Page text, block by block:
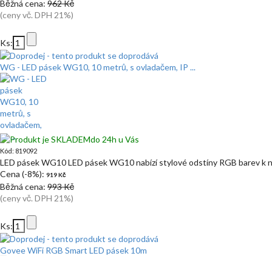
Běžná cena: 962 Kč
(ceny vč. DPH 21%)
Ks:
WG - LED pásek WG10, 10 metrů, s ovladačem, IP ...
do 24h u Vás
Kód: 819092
LED pásek WG10 LED pásek WG10 nabízí stylové odstíny RGB barev k
Cena (-8%): 919 Kč
Běžná cena: 993 Kč
(ceny vč. DPH 21%)
Ks:
Govee WiFi RGB Smart LED pásek 10m